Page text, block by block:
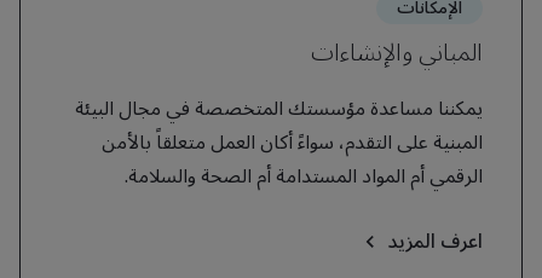
الإمكانات
المباني والإنشاءات
يمكننا مساعدة مؤسستك المتخصصة في مجال البيئة
المبنية على التقدم، سواءً أكان العمل متعلقاً بالأمن
الرقمي أم المواد المستدامة أم الصحة والسلامة.
اعرف المزيد